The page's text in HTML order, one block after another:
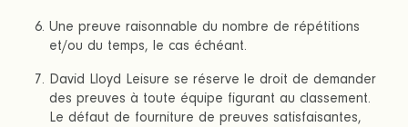
Une preuve raisonnable du nombre de répétitions
et/ou du temps, le cas échéant.
David Lloyd Leisure se réserve le droit de demander
des preuves à toute équipe figurant au classement.
Le défaut de fourniture de preuves satisfaisantes,